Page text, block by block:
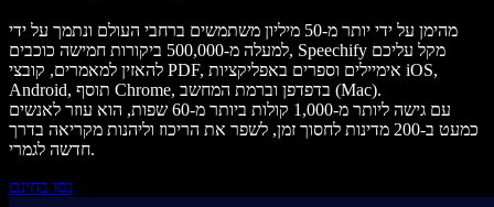
מהימן על ידי יותר מ-50 מיליון משתמשים ברחבי העולם ונתמך על ידי
למעלה מ-500,000 ביקורות חמישה כוכבים, Speechify מקל עליכם
להאזין למאמרים, קובצי PDF, אימיילים וספרים באפליקציות iOS,
Android, תוסף Chrome, בדפדפן וברמת המחשב (Mac).
עם גישה ליותר מ-1,000 קולות ביותר מ-60 שפות, הוא עוזר לאנשים
כמעט ב-200 מדינות לחסוך זמן, לשפר את הריכוז וליהנות מקריאה בדרך
חדשה לגמרי.
נסו בחינם